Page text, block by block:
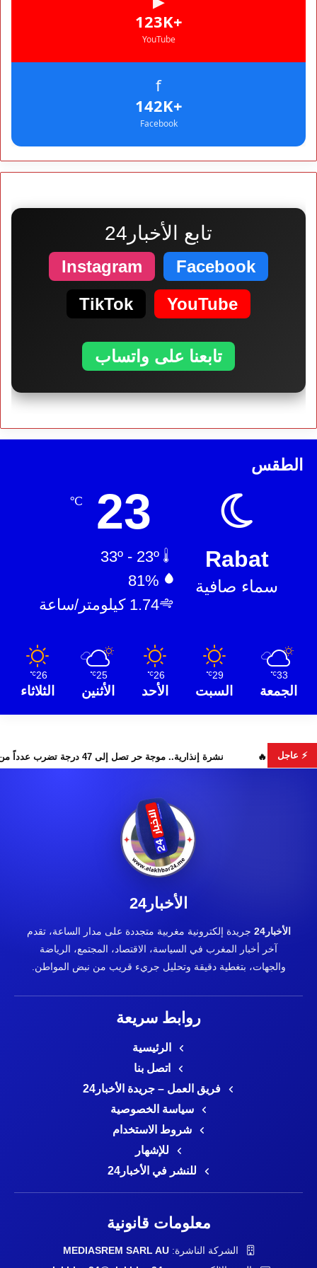
+123K
YouTube
f
+142K
Facebook
تابع الأخبار24
Facebook
Instagram
YouTube
TikTok
تابعنا على واتساب
الطقس
Rabat
سماء صافية
23
℃
81%
1.74 كيلومتر/ساعة
33
℃
الجمعة
29
℃
السبت
26
℃
الأحد
25
℃
الأثنين
26
℃
الثلاثاء
⚡ عاجل
البحث عن هويات الضحايا نشرة إنذارية.. موجة حر تصل إلى 47 درجة تضرب عدداً من أقاليم المغرب
الأخبار24
الأخبار24
جريدة إلكترونية مغربية متجددة على مدار الساعة، تقدم
آخر أخبار المغرب في السياسة، الاقتصاد، المجتمع، الرياضة
والجهات، بتغطية دقيقة وتحليل جريء قريب من نبض المواطن.
روابط سريعة
الرئيسية
اتصل بنا
فريق العمل – جريدة الأخبار24
سياسة الخصوصية
شروط الاستخدام
للإشهار
للنشر في الأخبار24
معلومات قانونية
الشركة الناشرة:MEDIASREM SARL AU